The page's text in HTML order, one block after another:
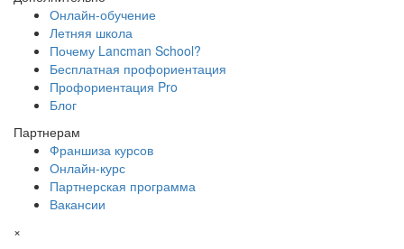
Онлайн-обучение
Летняя школа
Почему Lancman School?
Бесплатная профориентация
Профориентация Pro
Блог
Партнерам
Франшиза курсов
Онлайн-курс
Партнерская программа
Вакансии
×